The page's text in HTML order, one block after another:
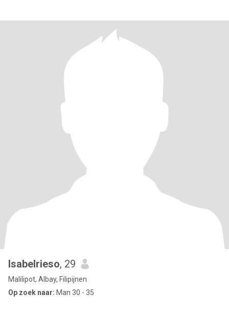
Isabelrieso, 29
Malilipot, Albay, Filipijnen
Op zoek naar: Man 30 - 35